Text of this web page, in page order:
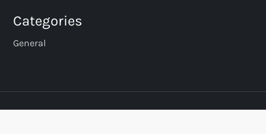
Categories
General